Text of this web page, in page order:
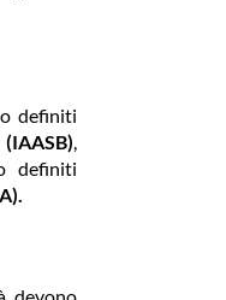
definiti
,
definiti